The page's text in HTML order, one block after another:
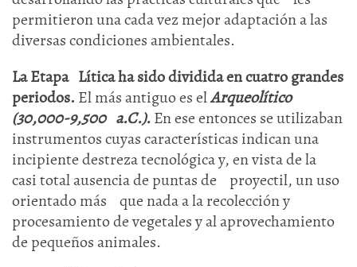
permitieron una cada vez mejor adaptación a las
diversas condiciones ambientales.
La Etapa Lítica ha sido dividida en cuatro grandes
periodos. El más antiguo es elArqueolítico
(30,000-9,500 a.C.).En ese entonces se utilizaban
instrumentos cuyas características indican una
incipiente destreza tecnológica y, en vista de la
casi total ausencia de puntas de proyectil, un uso
orientado más que nada a la recolección y
procesamiento de vegetales y al aprovechamiento
de pequeños animales.